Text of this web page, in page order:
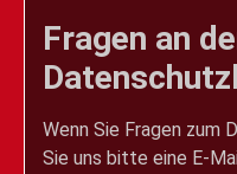
Fragen an
Wenn Sie Fragen zum
Sie uns bitte eine E-